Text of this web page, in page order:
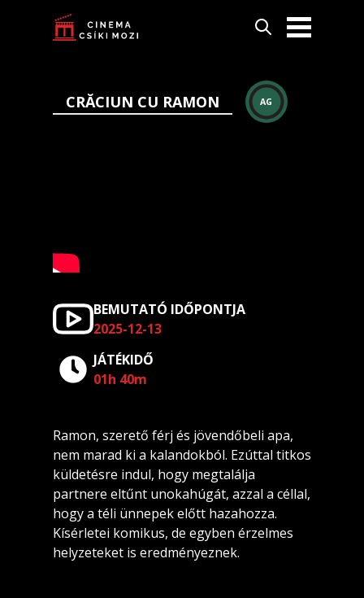
CRĂCIUN CU RAMON AG
BEMUTATÓ IDŐPONTJA
2025-12-13
JÁTÉKIDŐ
01h 40m
Ramon, szerető férj és jövendőbeli apa,
nem marad ki a kalandokból. Ezúttal titkos
küldetésre indul, hogy megtalálja
partnere eltűnt unokahúgát, azzal a céllal,
hogy a téli ünnepek előtt hazahozza.
Kísérletei komikus, de egyben érzelmes
helyzeteket is eredményeznek.